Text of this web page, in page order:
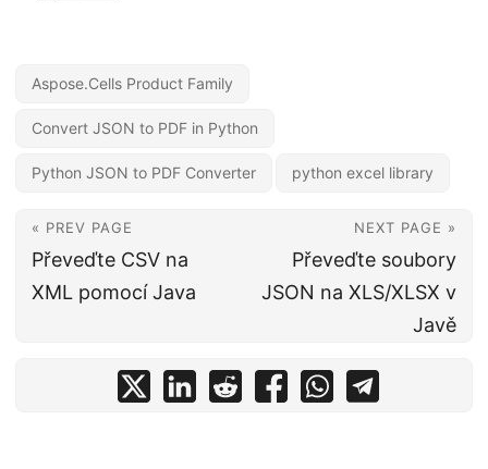
Aspose.Cells Product Family
Convert JSON to PDF in Python
Python JSON to PDF Converter python excel library
« PREV PAGE
Převeďte CSV na
XML pomocí Java
NEXT PAGE »
Převeďte soubory
JSON na XLS/XLSX v
Javě